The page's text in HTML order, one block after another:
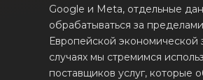
Google и Meta, отдельные
обрабатываться за
Европейской экономической
случаях мы стремимся
поставщиков услуг, которые